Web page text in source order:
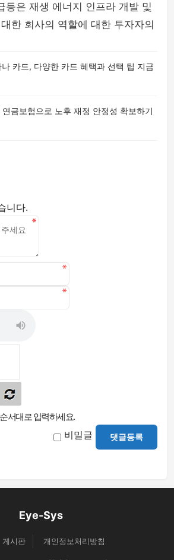
등은 재생 에너지 인프라 개발 및
한 회사의 역할에 대한 투자자의
카드, 다양한 카드 혜택과 선택 팁 지금
연금보험으로 노후 재정 안정성 확보하기
니다.
서대로 입력하세요.
비밀글 댓글등록
Eye-Sys
게시판 개인정보처리방침